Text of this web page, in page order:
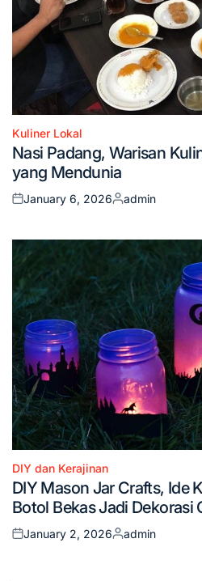
Posted
in
Kuliner Lokal
Nasi Padang, Warisan
yang Mendunia
Posted
January 6, 2026
Posted
admin
Posted
in
DIY dan Kerajinan
DIY Mason Jar Crafts, Ide
Botol Bekas Jadi Dekorasi
Posted
January 2, 2026
Posted
admin